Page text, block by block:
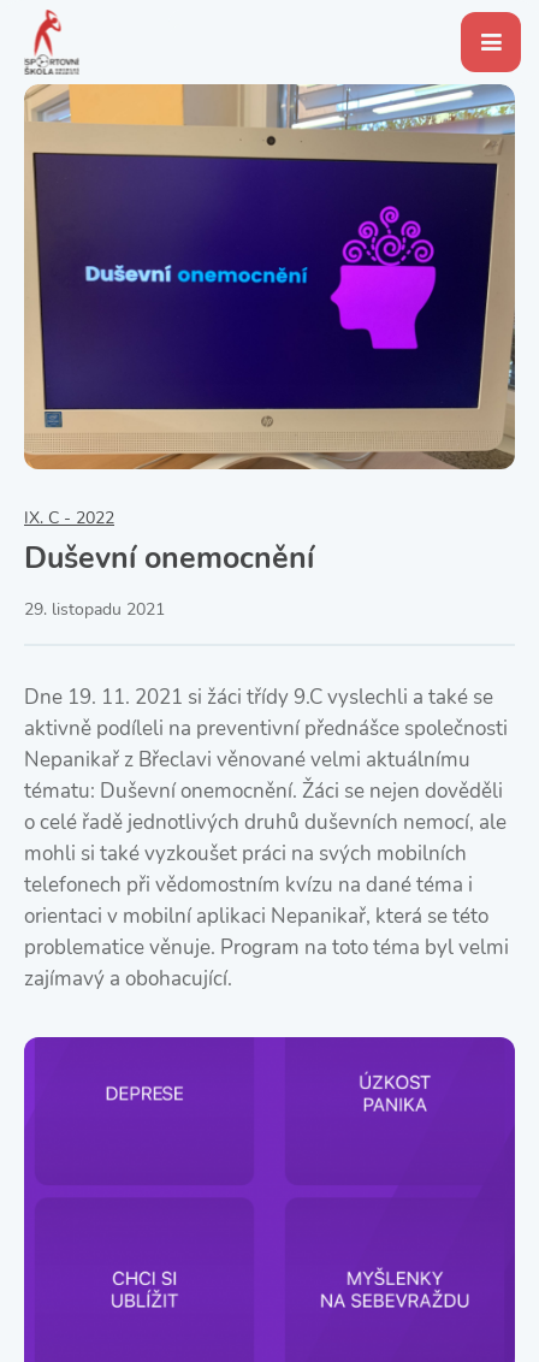
IX. C - 2022
Duševní onemocnění
29. listopadu 2021
Dne 19. 11. 2021 si žáci třídy 9.C vyslechli a také se
aktivně podíleli na preventivní přednášce společnosti
Nepanikař z Břeclavi věnované velmi aktuálnímu
tématu: Duševní onemocnění. Žáci se nejen dověděli
o celé řadě jednotlivých druhů duševních nemocí, ale
mohli si také vyzkoušet práci na svých mobilních
telefonech při vědomostním kvízu na dané téma i
orientaci v mobilní aplikaci Nepanikař, která se této
problematice věnuje. Program na toto téma byl velmi
zajímavý a obohacující.